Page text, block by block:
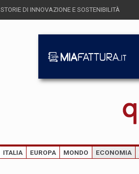
STORIE DI INNOVAZIONE E SOSTENIBILITÀ
ITALIA EUROPA MONDO ECONOMIA